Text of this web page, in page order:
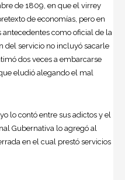
de 1809, en que el virrey
de economías, pero en
como oficial de la
del servicio no incluyó sacarle
dos veces a embarcarse
eludió alegando el mal
lo contó entre sus adictos y el
Gubernativa lo agregó al
en el cual prestó servicios